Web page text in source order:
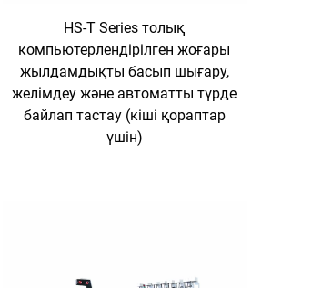
HS-T Series толық
компьютерлендірілген жоғары
жылдамдықты басып шығару,
желімдеу және автоматты түрде
байлап тастау (кіші қораптар
үшін)